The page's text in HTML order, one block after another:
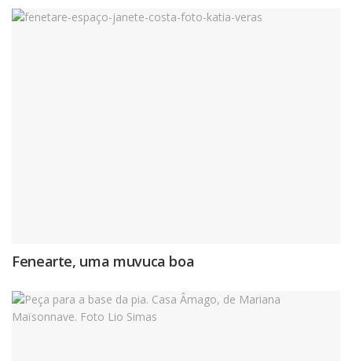
Fenearte, uma muvuca boa